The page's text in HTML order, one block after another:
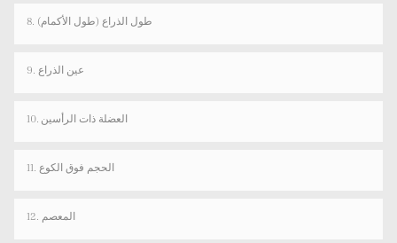
8. طول الذراع (طول الأكمام)
9. عين الذراع
10. العضلة ذات الرأسين
11. الحجم فوق الكوع
12. المعصم